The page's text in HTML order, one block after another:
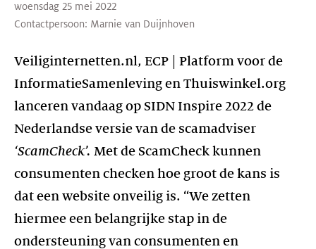
woensdag 25 mei 2022
Contactpersoon: Marnie van Duijnhoven
Veiliginternetten.nl, ECP | Platform voor de
InformatieSamenleving en Thuiswinkel.org
lanceren vandaag op SIDN Inspire 2022 de
Nederlandse versie van de scamadviser
‘ScamCheck’. Met de ScamCheck kunnen
consumenten checken hoe groot de kans is
dat een website onveilig is. “We zetten
hiermee een belangrijke stap in de
ondersteuning van consumenten en